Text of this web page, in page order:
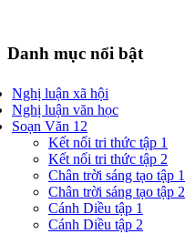
Danh mục nổi bật
Nghị luận xã hội
Nghị luận văn học
Soạn Văn 12
Kết nối tri thức tập 1
Kết nối tri thức tập 2
Chân trời sáng tạo tập 1
Chân trời sáng tạo tập 2
Cánh Diều tập 1
Cánh Diều tập 2